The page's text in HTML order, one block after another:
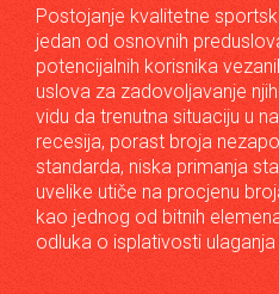
Postojanje kvalitetne
jedan od osnovnih
potencijalnih korisnika
uslova za zadovoljavanje
vidu da trenutna situaciju u
recesija, porast broja
standarda, niska primanja
uvelike utiče na procjenu
kao jednog od bitnih
odluka o isplativosti